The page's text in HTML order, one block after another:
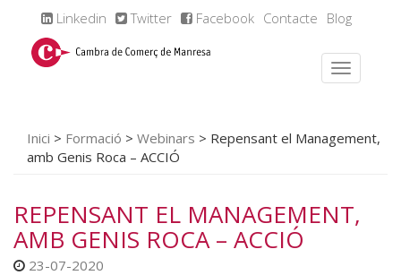
Linkedin Twitter Facebook Contacte Blog
Inici > Formació > Webinars > Repensant el Management,
amb Genis Roca – ACCIÓ
REPENSANT EL MANAGEMENT,
AMB GENIS ROCA – ACCIÓ
23-07-2020